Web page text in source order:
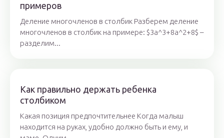
примеров
Деление многочленов в столбик Разберем деление
многочленов в столбик на примере: $3а^3+8а^2+8$ –
разделим...
Как правильно держать ребенка
столбиком
Какая позиция предпочтительнее Когда малыш
находится на руках, удобно должно быть и ему, и